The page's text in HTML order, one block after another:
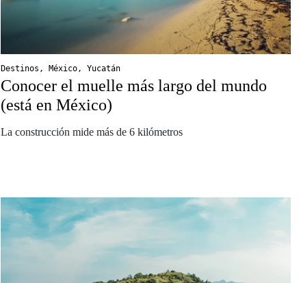
Destinos , México , Yucatán
Conocer el muelle más largo del mundo
(está en México)
La construcción mide más de 6 kilómetros